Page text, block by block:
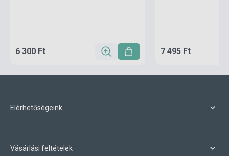
6 300 Ft 7 495 Ft
Elérhetőségeink
Vásárlási feltételek